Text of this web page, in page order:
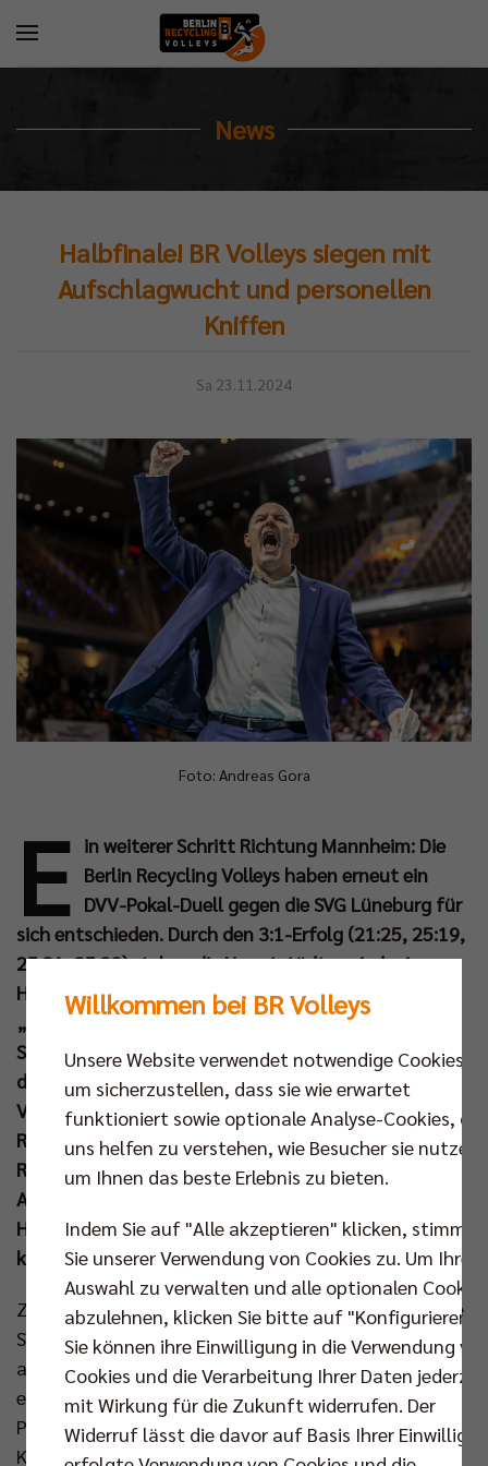
News
Halbfinale! BR Volleys siegen mit
Aufschlagwucht und personellen
Kniffen
Sa 23.11.2024
Foto: Andreas Gora
E in weiterer Schritt Richtung Mannheim: Die
Berlin Recycling Volleys haben erneut ein
DVV-Pokal-Duell gegen die SVG Lüneburg für
sich entschieden. Durch den 3:1-Erfolg (21:25, 25:19,
25:21, 25:22) stehen die Hauptstädter wieder im
Halbfinale. Der intensive Schlagabtausch mit den
„LüneHünen“ lockte 4.150 Zuschauer in die Max-
Schmeling-Halle und bereitete direkt Vorfreude auf
das nächste Spitzenspiel beider Teams am 07. Dez.
Viel wichtiger aber war der Einzug in die nächste
Runde für den Titelverteidiger, bei dem MVP Moritz
Reichert mit gezielten Angriffen sowie starken
Aufschläge eine Topleistung ablieferte. Dazu hatte
Headcoach Joel Banks die richtigen Kniffe für einen
kniffligen Pokalabend in der Tasche.
Zum dritten Mal in Serie empfingen die BR Volleys die
SVG Lüneburg zum Pokalspiel. Joel Banks vertraute
auf sein A-Team, wobei Nehemiah Mote aufgrund
einer Erkältung passen musste. Nach seiner guten
Performance gegen Maaseik hatte damit Matthew
Knigge wieder seinen Platz in der „Starting Six“
Willkommen bei BR Volleys
Unsere Website verwendet notwendige Cookies,
um sicherzustellen, dass sie wie erwartet
funktioniert sowie optionale Analyse-Cookies, die
uns helfen zu verstehen, wie Besucher sie nutzen,
um Ihnen das beste Erlebnis zu bieten.
Indem Sie auf "Alle akzeptieren" klicken, stimmen
Sie unserer Verwendung von Cookies zu. Um Ihre
Auswahl zu verwalten und alle optionalen Cookies
abzulehnen, klicken Sie bitte auf "Konfigurieren".
Sie können ihre Einwilligung in die Verwendung
Cookies und die Verarbeitung Ihrer Daten
mit Wirkung für die Zukunft widerrufen. Der
Widerruf lässt die davor auf Basis Ihrer